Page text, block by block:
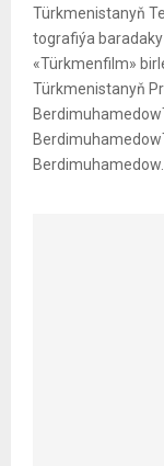
Türk­me­nis­ta­nyň
tog­ra­fi­ýa
«Türk­menfilm»
Türkmenistanyň
Berdimuhamedow...